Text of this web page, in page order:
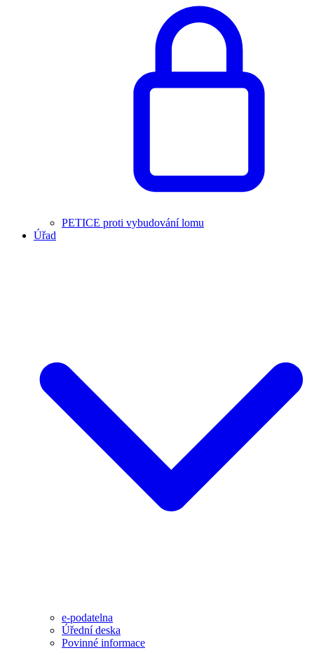
PETICE proti vybudování lomu
Úřad
e-podatelna
Úřední deska
Povinné informace